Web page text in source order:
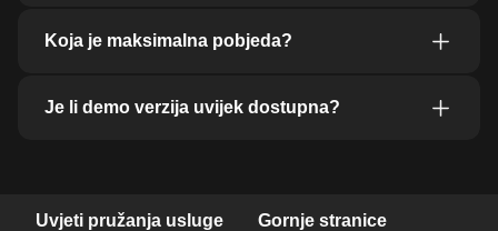
Koja je maksimalna pobjeda?
Je li demo verzija uvijek dostupna?
Uvjeti pružanja usluge Gornje stranice